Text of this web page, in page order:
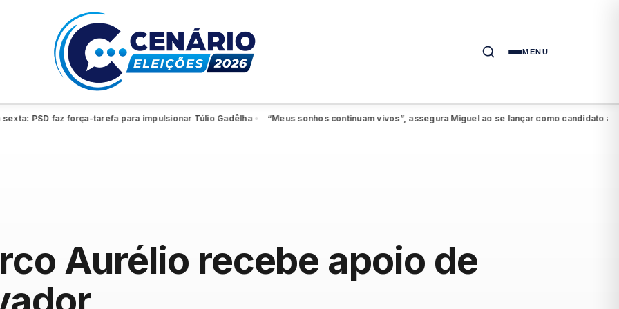
MENU
PSD faz força-tarefa para impulsionar Túlio Gadêlha● “Meus sonhos continuam vivos”, assegura Miguel ao se lançar como candidato a federal
Aurélio recebe apoio de